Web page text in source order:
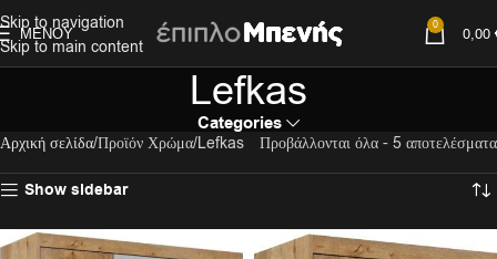
Skip to navigation
Skip to main content
ΜΕΝΟΎ 0 0,00
Lefkas
Categories
Αρχική σελίδα Προϊόν Χρώμα Lefkas Προβάλλονται όλα - 5 αποτελέσματα
Show sidebar